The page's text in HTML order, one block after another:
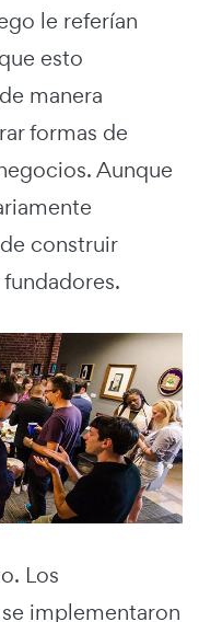
le referían
esto
manera
formas de
Aunque
construir
Los
implementaron